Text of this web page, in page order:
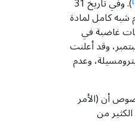
ساعتي تشغيل) وانعدام شبه كامل لمادة
أدى إلى موجة احتجاجات غاضبة في
ما فرقها الأمن عبر إطلاق النار في الهواء لتفريق المتظاهرين، ولم يحدث أي تقدم في ملف الكهرباء إلى اليوم بتاريخ 4- سبتمبر، وقد أعلنت
وعدم
أن (الأمر
من